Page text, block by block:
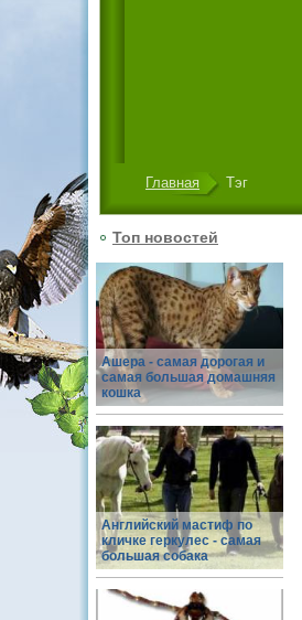
Главная Тэг
Топ новостей
Ашера - самая дорогая и
самая большая домашняя
кошка
Английский мастиф по
кличке геркулес - самая
большая собака